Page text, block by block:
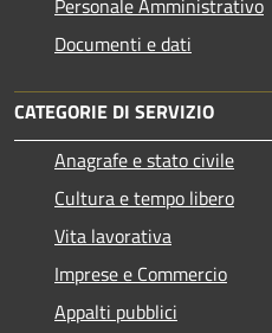
Personale Amministrativo
Documenti e dati
CATEGORIE DI SERVIZIO
Anagrafe e stato civile
Cultura e tempo libero
Vita lavorativa
Imprese e Commercio
Appalti pubblici